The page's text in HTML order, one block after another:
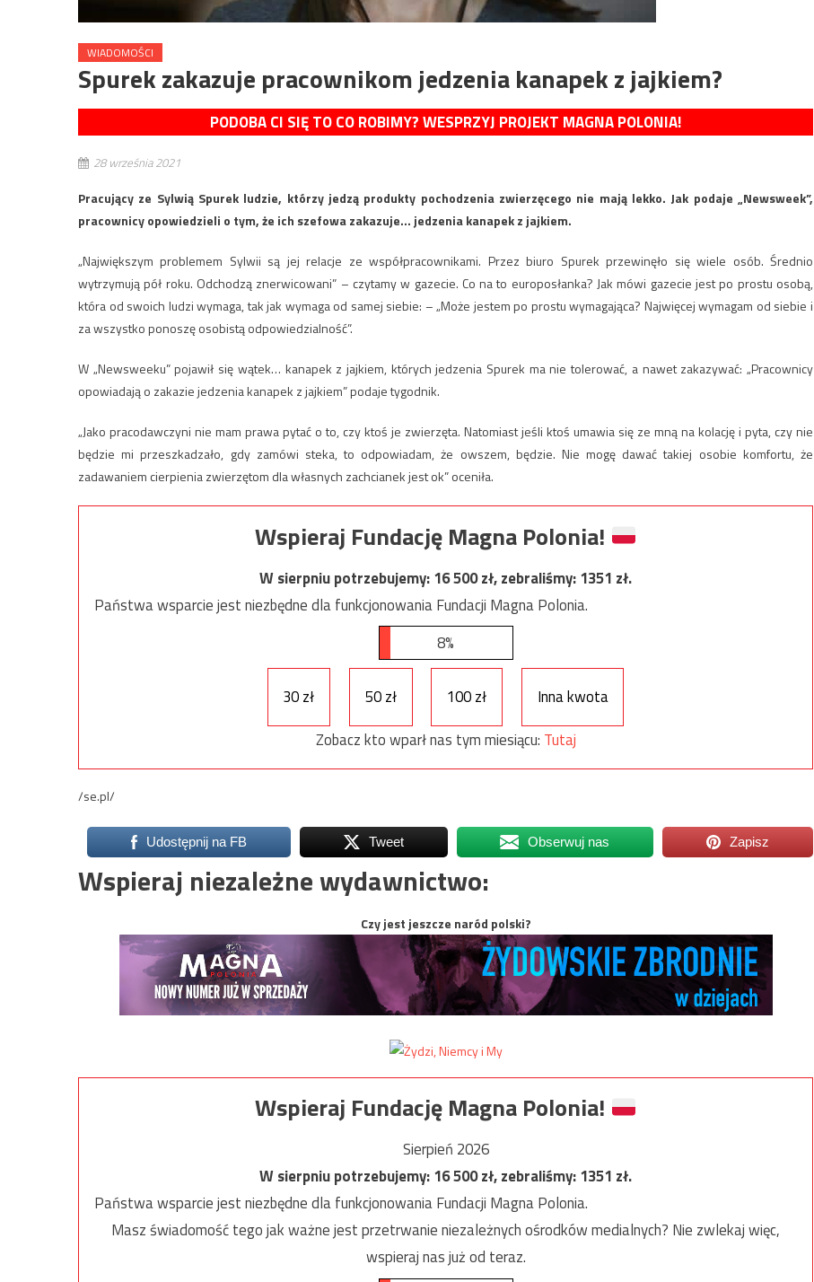
WIADOMOŚCI
Spurek zakazuje pracownikom jedzenia kanapek z jajkiem?
PODOBA CI SIĘ TO CO ROBIMY? WESPRZYJ PROJEKT MAGNA POLONIA!
28 września 2021
Pracujący ze Sylwią Spurek ludzie, którzy jedzą produkty pochodzenia zwierzęcego nie mają lekko. Jak podaje „Newsweek”,
pracownicy opowiedzieli o tym, że ich szefowa zakazuje… jedzenia kanapek z jajkiem.
„Największym problemem Sylwii są jej relacje ze współpracownikami. Przez biuro Spurek przewinęło się wiele osób. Średnio
wytrzymują pół roku. Odchodzą znerwicowani” – czytamy w gazecie. Co na to europosłanka? Jak mówi gazecie jest po prostu osobą,
która od swoich ludzi wymaga, tak jak wymaga od samej siebie: – „Może jestem po prostu wymagająca? Najwięcej wymagam od siebie i
za wszystko ponoszę osobistą odpowiedzialność”.
W „Newsweeku” pojawił się wątek… kanapek z jajkiem, których jedzenia Spurek ma nie tolerować, a nawet zakazywać: „Pracownicy
opowiadają o zakazie jedzenia kanapek z jajkiem” podaje tygodnik.
„Jako pracodawczyni nie mam prawa pytać o to, czy ktoś je zwierzęta. Natomiast jeśli ktoś umawia się ze mną na kolację i pyta, czy nie
będzie mi przeszkadzało, gdy zamówi steka, to odpowiadam, że owszem, będzie. Nie mogę dawać takiej osobie komfortu, że
zadawaniem cierpienia zwierzętom dla własnych zachcianek jest ok” oceniła.
Wspieraj Fundację Magna Polonia!
W sierpniu potrzebujemy:16 500zł, zebraliśmy:1351 zł.
Państwa wsparcie jest niezbędne dla funkcjonowania Fundacji Magna Polonia.
8%
30 zł 50 zł 100 zł
Inna kwota
Zobacz kto wparł nas tym miesiącu: Tutaj
/se.pl/
Udostępnij na FB Tweet Obserwuj nas Zapisz
Wspieraj niezależne wydawnictwo:
Czy jest jeszcze naród polski?
Wspieraj Fundację Magna Polonia!
Sierpień 2026
W sierpniu potrzebujemy:16 500zł, zebraliśmy:1351 zł.
Państwa wsparcie jest niezbędne dla funkcjonowania Fundacji Magna Polonia.
Masz świadomość tego jak ważne jest przetrwanie niezależnych ośrodków medialnych? Nie zwlekaj więc,
wspieraj nas już od teraz.